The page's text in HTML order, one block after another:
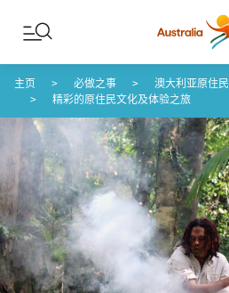
Skip to content
Skip to footer navigation
主页 必做之事
澳大利亚原住民
精彩的原住民文化及体验之旅